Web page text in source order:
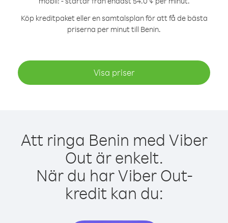
Köp kreditpaket eller en samtalsplan för att få de bästa
priserna per minut till Benin.
Visa priser
Att ringa Benin med Viber
Out är enkelt.
När du har Viber Out-
kredit kan du: